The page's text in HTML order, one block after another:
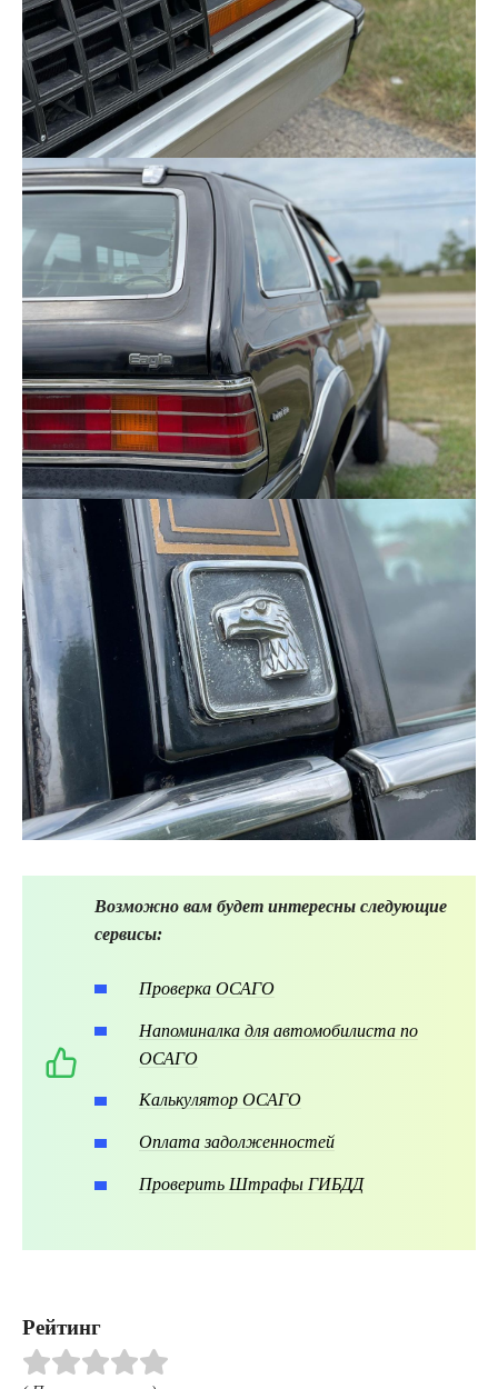
Возможно вам будет интересны следующие
сервисы:
Проверка ОСАГО
Напоминалка для автомобилиста по
ОСАГО
Калькулятор ОСАГО
Оплата задолженностей
Проверить Штрафы ГИБДД
Рейтинг